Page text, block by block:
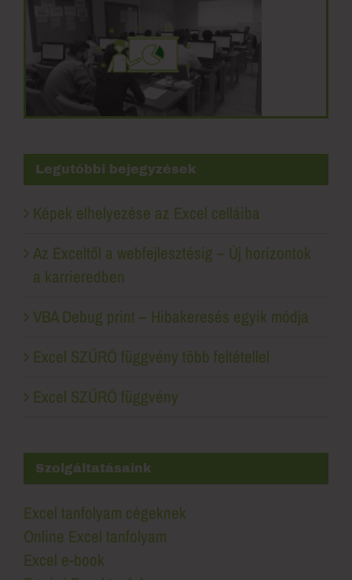
Legutóbbi bejegyzések
Képek elhelyezése az Excel celláiba
Az Exceltől a webfejlesztésig – Új horizontok
a karrieredben
VBA Debug print – Hibakeresés egyik módja
Excel SZŰRŐ függvény több feltétellel
Excel SZŰRŐ függvény
Szolgáltatásaink
Excel tanfolyam cégeknek
Online Excel tanfolyam
Excel e-book